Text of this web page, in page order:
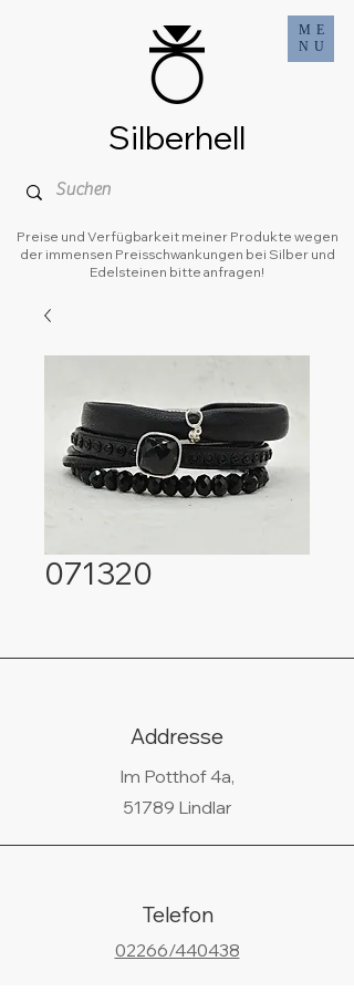
ME
NU
Preise und Verfügbarkeit meiner Produkte wegen
der immensen Preisschwankungen bei Silber und
Edelsteinen bitte anfragen!
Silberhell
071320
Addresse
Im Potthof 4a,
51789 Lindlar
Telefon
02266/440438